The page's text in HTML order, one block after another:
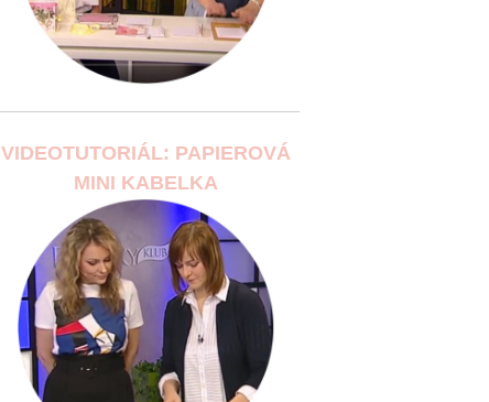
VIDEOTUTORIÁL: PAPIEROVÁ
MINI KABELKA